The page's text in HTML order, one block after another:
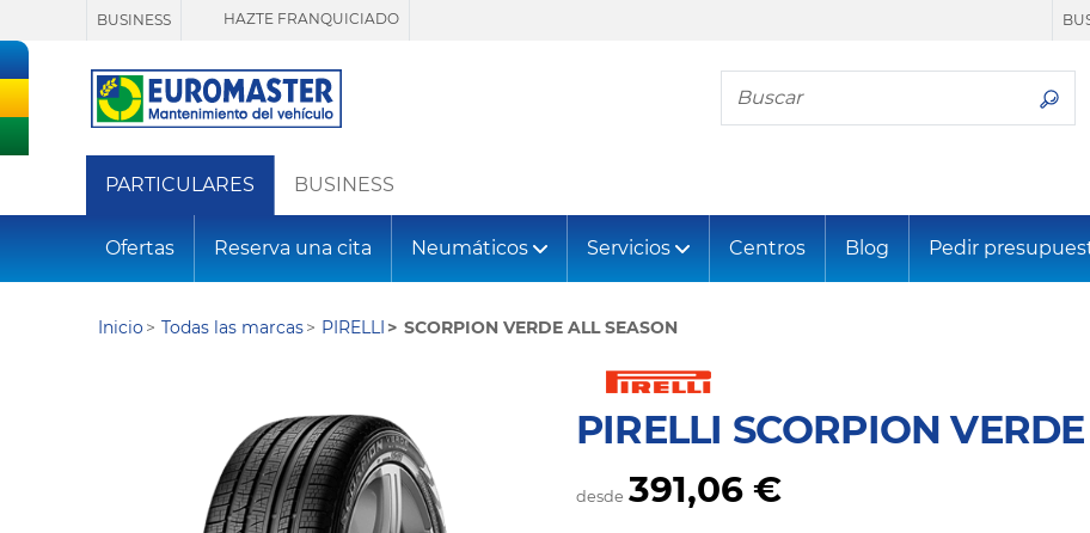
BUSINESS HAZTE FRANQUICIADO
Busca tu neumático
PARTICULARES BUSINESS
Ofertas Reserva una cita Neumáticos Servicios Centros Blog Pedir
Inicio Todas las marcas PIRELLI SCORPION VERDE ALL SEASON
PIRELLI SCORPION
desde 391,06 €